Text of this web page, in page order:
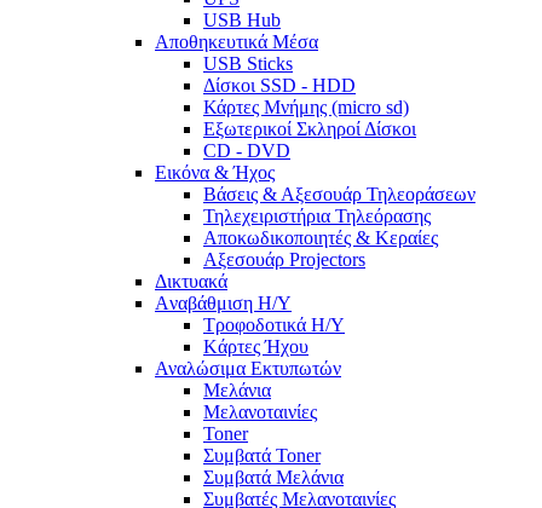
USB Hub
Αποθηκευτικά Μέσα
USB Sticks
Δίσκοι SSD - HDD
Κάρτες Μνήμης (micro sd)
Εξωτερικοί Σκληροί Δίσκοι
CD - DVD
Εικόνα & Ήχος
Βάσεις & Αξεσουάρ Τηλεοράσεων
Τηλεχειριστήρια Τηλεόρασης
Αποκωδικοποιητές & Κεραίες
Αξεσουάρ Projectors
Δικτυακά
Aναβάθμιση Η/Υ
Τροφοδοτικά Η/Υ
Kάρτες Ήχου
Αναλώσιμα Εκτυπωτών
Μελάνια
Μελανοταινίες
Toner
Συμβατά Toner
Συμβατά Μελάνια
Συμβατές Μελανοταινίες